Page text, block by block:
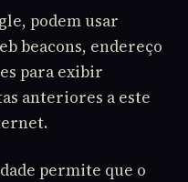
podem usar
beacons, endereço
para exibir
anteriores a este
permite que o